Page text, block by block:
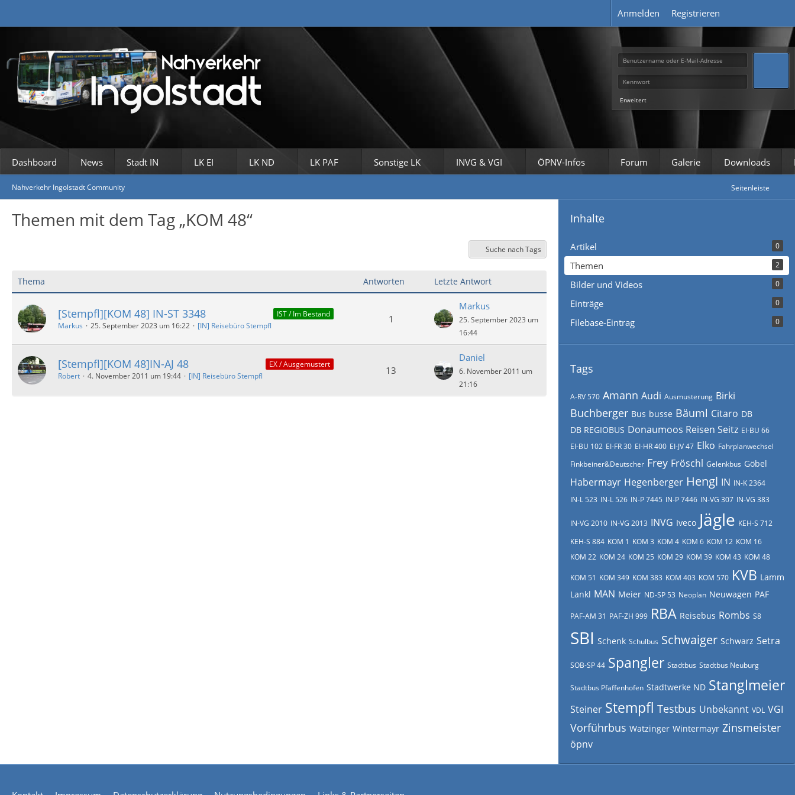
Anmelden Registrieren
Erweitert
Dashboard News Stadt IN LK EI LK ND LK PAF Sonstige LK INVG & VGI ÖPNV-Infos Forum Galerie Downloads
Nahverkehr Ingolstadt Community Seitenleiste
Themen mit dem Tag „KOM 48“
Suche nach Tags
Thema Antworten Letzte Antwort
IST / Im Bestand
[Stempfl][KOM 48] IN-ST 3348
Markus 25. September 2023 um 16:22 [IN] Reisebüro Stempfl
1
Markus
25. September 2023 um
16:44
EX / Ausgemustert
[Stempfl][KOM 48]IN-AJ 48
Robert 4. November 2011 um 19:44 [IN] Reisebüro Stempfl 13
Daniel
6. November 2011 um
21:16
Inhalte
Artikel 0
Themen 2
Bilder und Videos 0
Einträge 0
Filebase-Eintrag 0
Tags
A-RV 570 Amann Audi Ausmusterung Birki
Buchberger Bus busse Bäuml Citaro DB
DB REGIOBUS Donaumoos Reisen Seitz EI-BU 66
EI-BU 102 EI-FR 30 EI-HR 400 EI-JV 47 Elko Fahrplanwechsel
Finkbeiner&Deutscher Frey Fröschl Gelenkbus Göbel
Habermayr Hegenberger Hengl IN IN-K 2364
IN-L 523 IN-L 526 IN-P 7445 IN-P 7446 IN-VG 307 IN-VG 383
IN-VG 2010 IN-VG 2013 INVG Iveco Jägle KEH-S 712
KEH-S 884 KOM 1 KOM 3 KOM 4 KOM 6 KOM 12 KOM 16
KOM 22 KOM 24 KOM 25 KOM 29 KOM 39 KOM 43 KOM 48
KOM 51 KOM 349 KOM 383 KOM 403 KOM 570 KVB Lamm
Lankl MAN Meier ND-SP 53 Neoplan Neuwagen PAF
PAF-AM 31 PAF-ZH 999 RBA Reisebus Rombs S8
SBI Schenk Schulbus Schwaiger Schwarz Setra
SOB-SP 44 Spangler Stadtbus Stadtbus Neuburg
Stadtbus Pfaffenhofen Stadtwerke ND Stanglmeier
Steiner Stempfl Testbus Unbekannt VDL VGI
Vorführbus Watzinger Wintermayr Zinsmeister
öpnv